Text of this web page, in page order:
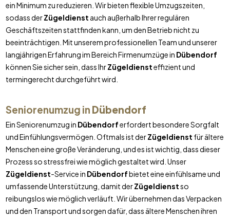
ein Minimum zu reduzieren. Wir bieten flexible Umzugszeiten,
sodass derZügeldienst auch außerhalb Ihrer regulären
Geschäftszeiten stattfinden kann, um den Betrieb nicht zu
beeinträchtigen. Mit unserem professionellen Team und unserer
langjährigen Erfahrung im Bereich Firmenumzüge in Dübendorf
können Sie sicher sein, dass IhrZügeldiensteffizient und
termingerecht durchgeführt wird.
Seniorenumzug in Dübendorf
Ein Seniorenumzug in Dübendorferfordert besondere Sorgfalt
und Einfühlungsvermögen. Oftmals ist derZügeldienst für ältere
Menschen eine große Veränderung, und es ist wichtig, dass dieser
Prozess so stressfrei wie möglich gestaltet wird. Unser
Zügeldienst-Service in Dübendorfbietet eine einfühlsame und
umfassende Unterstützung, damit derZügeldienstso
reibungslos wie möglich verläuft. Wir übernehmen das Verpacken
und den Transport und sorgen dafür, dass ältere Menschen ihren